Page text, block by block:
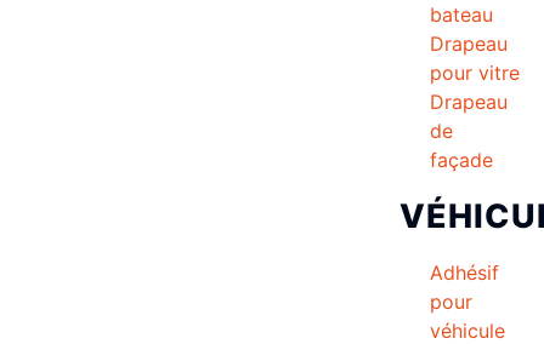
bateau
Drapeau
pour vitre
Drapeau
de
façade
Adhésif
pour
véhicule